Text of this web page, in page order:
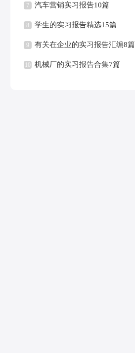
7 汽车营销实习报告10篇
8 学生的实习报告精选15篇
9 有关在企业的实习报告汇编8篇
10 机械厂的实习报告合集7篇